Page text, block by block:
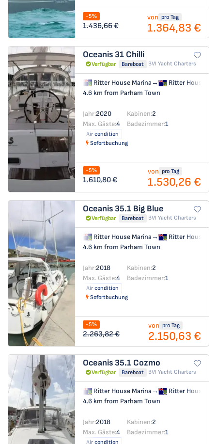
-5%
1.436,66 €
von pro Tag
1.364,83 €
Oceanis 31 Chilli
Verfügbar Bareboat BVI Yacht Charters
Ritter House Marina→
Ritter House
4.6 km from Parham Town
Jahr:2020 Kabinen:2
Max. Gäste:4 Badezimmer:1
Air condition
Sofortbuchung
-5%
1.610,80 €
von pro Tag
1.530,26 €
Oceanis 35.1 Big Blue
Verfügbar Bareboat BVI Yacht Charters
Ritter House Marina→
Ritter House
4.6 km from Parham Town
Jahr:2018 Kabinen:2
Max. Gäste:4 Badezimmer:1
Air condition
Sofortbuchung
-5%
2.263,82 €
von pro Tag
2.150,63 €
Oceanis 35.1 Cozmo
Verfügbar Bareboat BVI Yacht Charters
Ritter House Marina→
Ritter House
4.6 km from Parham Town
Jahr:2018 Kabinen:2
Max. Gäste:4 Badezimmer:1
Air condition